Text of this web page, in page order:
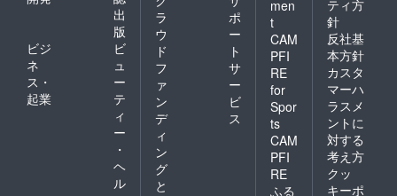
出
版
ビジ
ネ
ス・
起業
ビ
ュ
ー
テ
ィ
ー
・
ヘ
ル
ラ
ウ
ド
フ
ァ
ン
デ
ィ
ン
グ
と
ポ
ー
ト
サ
ー
ビ
ス
men
t
CAM
PFI
RE
for
Spor
ts
CAM
PFI
RE
ふる
ティ方
針
反社基
本方針
カスタ
マーハ
ラスメ
ントに
対する
考え方
クッ
キーポ